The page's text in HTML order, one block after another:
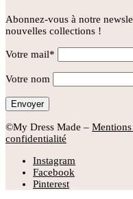
Abonnez-vous à notre
nouvelles collections !
Votre mail*
Votre nom
©My Dress Made –
confidentialité
Instagram
Facebook
Pinterest